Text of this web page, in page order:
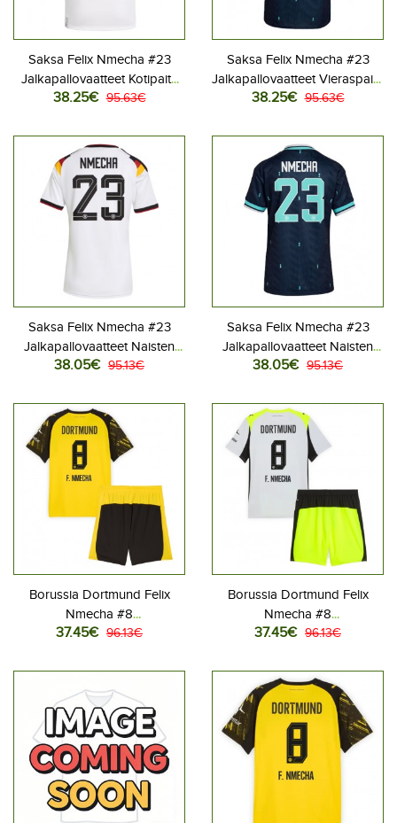
Saksa Felix Nmecha #23
Jalkapallovaatteet Kotipaita
MM-kisat 2026 Lyhythihainen
38.25€ 95.63€
Saksa Felix Nmecha #23
Jalkapallovaatteet Vieraspaita
MM-kisat 2026 Lyhythihainen
38.25€ 95.63€
Saksa Felix Nmecha #23
Jalkapallovaatteet Naisten
Kotipaita MM-kisat 2026
38.05€ 95.13€
Saksa Felix Nmecha #23
Jalkapallovaatteet Naisten
Vieraspaita MM-kisat 2026
38.05€ 95.13€
Borussia Dortmund Felix
Nmecha #8
Jalkapallovaatteet Lasten
Lyhythihainen (+ Lyhyet
housut)
37.45€ 96.13€
Borussia Dortmund Felix
Nmecha #8
Jalkapallovaatteet Lasten
Lyhythihainen (+ Lyhyet
housut)
37.45€ 96.13€